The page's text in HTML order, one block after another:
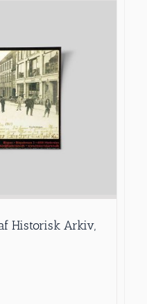
Historisk Arkiv,